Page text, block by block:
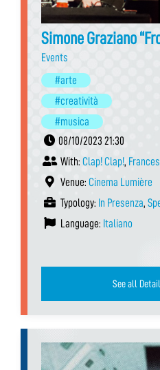
Simone Graziano
Events
#arte
#creatività
#musica
08/10/2023 21:30
With: Clap! Clap!,
Venue: Cinema Lumière
Typology: In Presenza,
Language: Italiano
See all